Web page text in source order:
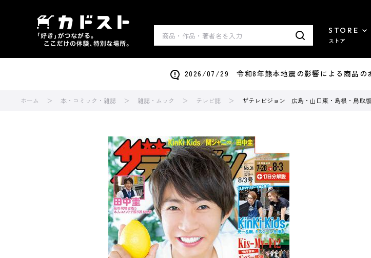
STORE
ストア
2026/07/29 令和8年熊本地震の影響による商品の
ホーム 本・コミック・雑誌 雑誌・ムック テレビ誌 ザテレビジョン 広島・山口東・島根・鳥取